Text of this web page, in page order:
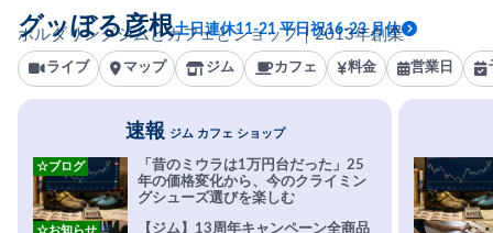
ボルダリングジムとカフェとショップ｜2013年創業
グッぼる彦根土日連休11-21 平日祝16-23 月休
ライブ マップ ジム カフェ 料金 営業日
速報 ジム カフェ ショップ
「昔のミウラは1万円台だった」25
年の価格変化から、今のクライミン
グシューズ選びを楽しむ
☆ブログ
【ジム】13周年キャンペーン全商品